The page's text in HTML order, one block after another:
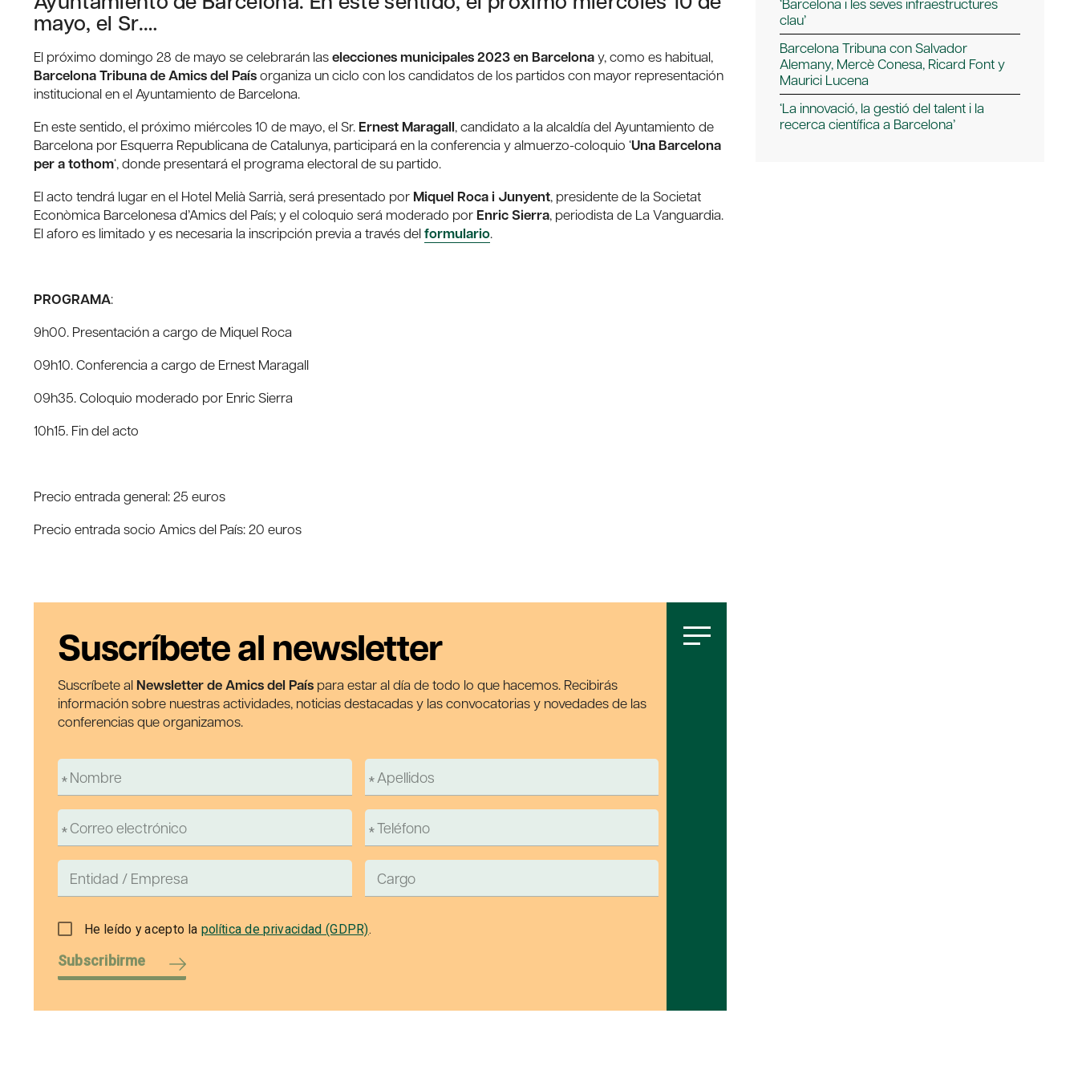
mayo, el Sr.…
El próximo domingo 28 de mayo se celebrarán laselecciones municipales 2023 en Barcelonay, como es habitual,
Barcelona Tribuna de Amics del Paísorganiza un ciclo con los candidatos de los partidos con mayor representación
institucional en el Ayuntamiento de Barcelona.
En este sentido, el próximo miércoles 10 de mayo, el Sr. Ernest Maragall, candidato a la alcaldía del Ayuntamiento de
Barcelona por Esquerra Republicana de Catalunya, participará en la conferencia y almuerzo-coloquio ‘Una Barcelona
per a tothom‘, donde presentará el programa electoral de su partido.
El acto tendrá lugar en el Hotel Melià Sarrià, será presentado por Miquel Roca i Junyent, presidente de la Societat
Econòmica Barcelonesa d’Amics del País; y el coloquio será moderado por Enric Sierra, periodista de La Vanguardia.
El aforo es limitado y es necesaria la inscripción previa a través delformulario.
PROGRAMA:
9h00. Presentación a cargo de Miquel Roca
09h10. Conferencia a cargo de Ernest Maragall
09h35. Coloquio moderado por Enric Sierra
10h15. Fin del acto
Precio entrada general: 25 euros
Precio entrada socio Amics del País: 20 euros
Suscríbete al newsletter
Suscríbete al Newsletter de Amics del País para estar al día de todo lo que hacemos. Recibirás
información sobre nuestras actividades, noticias destacadas y las convocatorias y novedades de las
conferencias que organizamos.
He leído y acepto la política de privacidad (GDPR).
Subscribirme
‘Barcelona i les seves infraestructures
clau’
Barcelona Tribuna con Salvador
Alemany, Mercè Conesa, Ricard Font y
Maurici Lucena
‘La innovació, la gestió del talent i la
recerca científica a Barcelona’